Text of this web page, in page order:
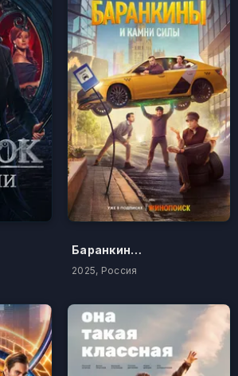
Баранкины и камни силы
2025, Россия